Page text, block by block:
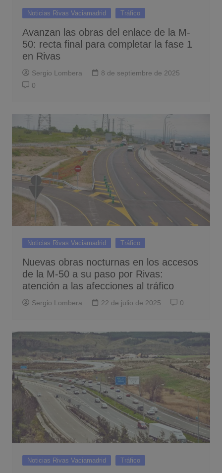
Noticias Rivas Vaciamadrid Tráfico
Avanzan las obras del enlace de la M-
50: recta final para completar la fase 1
en Rivas
Sergio Lombera
8 de septiembre de 2025
0
Noticias Rivas Vaciamadrid Tráfico
Nuevas obras nocturnas en los accesos
de la M-50 a su paso por Rivas:
atención a las afecciones al tráfico
Sergio Lombera 22 de julio de 2025 0
Noticias Rivas Vaciamadrid Tráfico